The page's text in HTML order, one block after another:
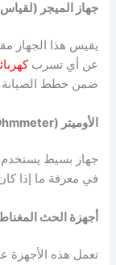
جهاز الميجر
يقيس هذا الجهاز
عن أي تسرب
ضمن خطط الصيانة
الأوميتر (Ohmmeter)
جهاز بسيط يستخدم
في معرفة ما إذا
أجهزة الحث
تعمل هذه الأجهزة